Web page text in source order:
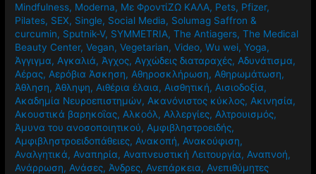
Mindfulness, Moderna, Mε ΦροντίΖΩ ΚΑΛΑ, Pets, Pfizer,
Pilates, SEX, Single, Social Media, Solumag Saffron &
curcumin, Sputnik-V, SYMMETRIA,The Antiagers,The Medical
Beauty Center,Vegan,Vegetarian,Video,Wu wei,Yoga,
Άγγιγμα, Αγκαλιά, Άγχος, Αγχώδεις διαταραχές, Αδυνάτισμα,
Αέρας, Αερόβια Άσκηση, Αθηροσκλήρωση, Αθηρωμάτωση,
Άθληση, Άθληψη, Αιθέρια έλαια, Αισθητική, Αισιοδοξία,
Ακαδημία Νευροεπιστημών, Ακανόνιστος κύκλος, Ακινησία,
Ακουστικά βαρηκοΐας, Αλκοόλ, Αλλεργίες, Αλτρουισμός,
Άμυνα του ανοσοποιητικού, Αμφιβληστροειδής,
Αμφιβληστροειδοπάθειες, Ανακοπή, Ανακούφιση,
Αναλγητικά, Αναπηρία, Αναπνευστική Λειτουργία, Αναπνοή,
Ανάρρωση, Ανάσες, Άνδρες, Ανεπάρκεια, Ανεπιθύμητες